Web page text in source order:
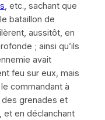
, etc., sachant que
bataillon de
aussitôt, en
; ainsi qu’ils
avait
feu sur eux, mais
commandant à
des grenades et
et en déclanchant